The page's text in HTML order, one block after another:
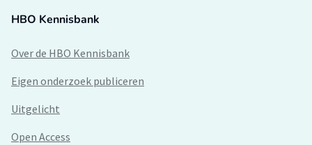
HBO Kennisbank
Over de HBO Kennisbank
Eigen onderzoek publiceren
Uitgelicht
Open Access